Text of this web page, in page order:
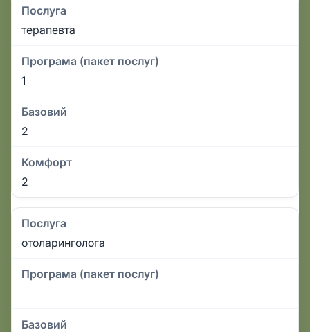
Послуга
терапевта
Програма (пакет послуг)
1
Базовий
2
Комфорт
2
Послуга
отоларинголога
Програма (пакет послуг)
Базовий